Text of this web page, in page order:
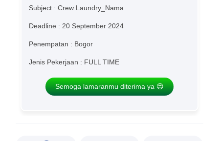
Subject : Crew Laundry_Nama
Deadline : 20 September 2024
Penempatan : Bogor
Jenis Pekerjaan : FULL TIME
Semoga lamaranmu diterima ya 😍